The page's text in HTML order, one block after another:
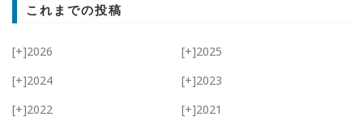
これまでの投稿
[+]2026 [+]2025
[+]2024 [+]2023
[+]2022 [+]2021